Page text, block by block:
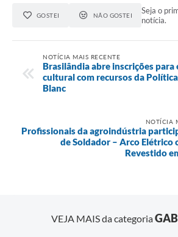
GOSTEI NÃO GOSTEI
Seja o
notícia.
NOTÍCIA MAIS RECENTE
Brasilândia abre inscrições
cultural com recursos da
Blanc
NOTÍCIA
Profissionais da agroindústria
de Soldador – Arco Elétrico
Revestido
VEJA MAIS da categoria